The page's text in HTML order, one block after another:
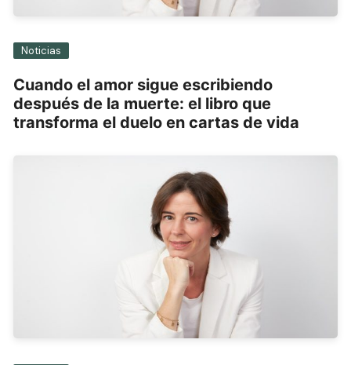
Noticias
Cuando el amor sigue escribiendo
después de la muerte: el libro que
transforma el duelo en cartas de vida